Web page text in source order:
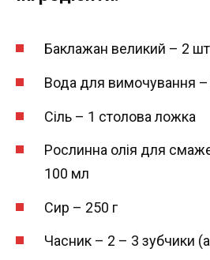
Баклажан великий – 2 шт
Вода для вимочування –
Сіль – 1 столова ложка
Рослинна олія для
100 мл
Сир – 250 г
Часник – 2 – 3 зубчики